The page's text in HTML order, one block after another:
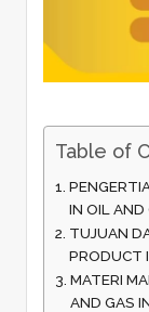
Table of
IN OIL
TUJUAN
PRODUCT
MATERI
AND GAS